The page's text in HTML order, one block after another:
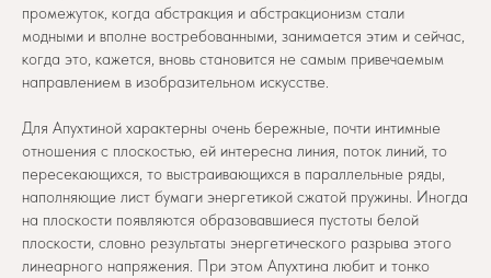
промежуток, когда абстракция и абстракционизм стали
модными и вполне востребованными, занимается этим и сейчас,
когда это, кажется, вновь становится не самым привечаемым
направлением в изобразительном искусстве.
Для Апухтиной характерны очень бережные, почти интимные
отношения с плоскостью, ей интересна линия, поток линий, то
пересекающихся, то выстраивающихся в параллельные ряды,
наполняющие лист бумаги энергетикой сжатой пружины. Иногда
на плоскости появляются образовавшиеся пустоты белой
плоскости, словно результаты энергетического разрыва этого
линеарного напряжения. При этом Апухтина любит и тонко